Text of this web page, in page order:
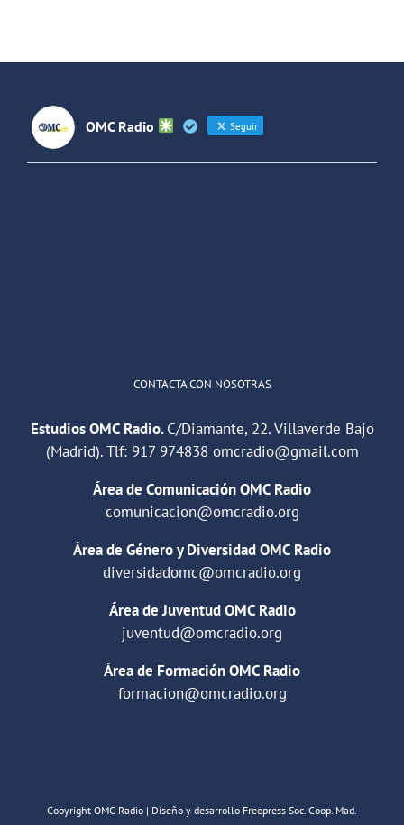
OMC Radio Seguir
CONTACTA CON NOSOTRAS
Estudios OMC Radio.C/Diamante, 22. Villaverde Bajo
(Madrid). Tlf: 917 974838 omcradio@gmail.com
Área de Comunicación OMC Radio
comunicacion@omcradio.org
Área de Género y Diversidad OMC Radio
diversidadomc@omcradio.org
Área de Juventud OMC Radio
juventud@omcradio.org
Área de Formación OMC Radio
formacion@omcradio.org
Copyright OMC Radio | Diseño y desarrollo Freepress Soc. Coop. Mad.